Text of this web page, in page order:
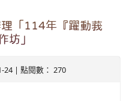
「114年『躍動莪
坊」
24 | 點閱數： 270